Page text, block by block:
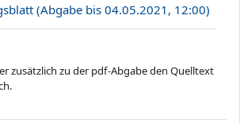
(Abgabe bis 04.05.2021, 12:00)
zusätzlich zu der pdf-Abgabe den Quelltext